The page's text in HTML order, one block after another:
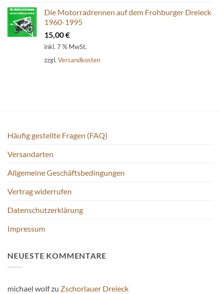
Die Motorradrennen auf dem Frohburger Dreieck
1960-1995
15,00€
inkl. 7 % MwSt.
zzgl. Versandkosten
Häufig gestellte Fragen (FAQ)
Versandarten
Allgemeine Geschäftsbedingungen
Vertrag widerrufen
Datenschutzerklärung
Impressum
NEUESTE KOMMENTARE
michael wolfzu Zschorlauer Dreieck